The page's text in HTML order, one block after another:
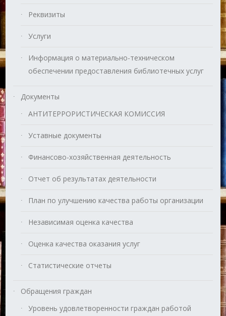
Реквизиты
Услуги
Информация о материально-техническом
обеспечении предоставления библиотечных услуг
Документы
АНТИТЕРРОРИСТИЧЕСКАЯ КОМИССИЯ
Уставные документы
Финансово-хозяйственная деятельность
Отчет об результатах деятельности
План по улучшению качества работы организации
Независимая оценка качества
Оценка качества оказания услуг
Статистические отчеты
Обращения граждан
Уровень удовлетворенности граждан работой